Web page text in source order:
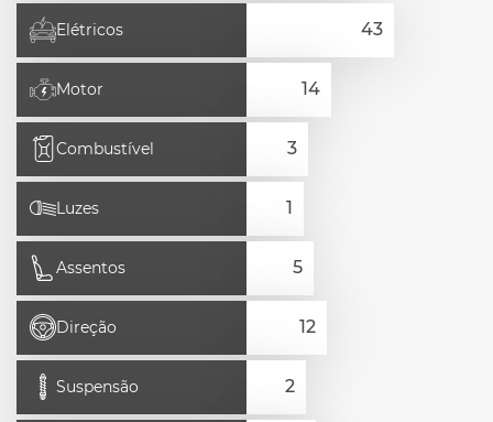
Elétricos
Motor
Combustível
Luzes
Assentos
Direção
Suspensão